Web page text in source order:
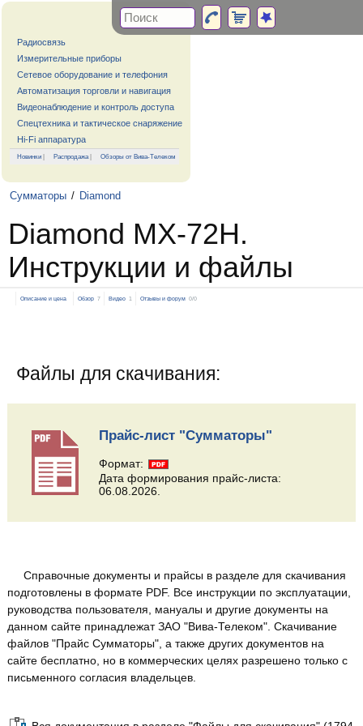
Радиосвязь
Измерительные приборы
Сетевое оборудование и телефония
Автоматизация торговли и навигация
Видеонаблюдение и контроль доступа
Спецтехника и тактическое снаряжение
Hi-Fi аппаратура
Новинки | Распродажа| Обзоры от Вива-Телеком
Сумматоры / Diamond
Diamond MX-72H.
Инструкции и файлы
Описание и цена Обзор 7 Видео 1 Отзывы и форум 0/0
Файлы для скачивания:
Прайс-лист "Сумматоры"
Формат:
Дата формирования прайс-листа:
06.08.2026.
Справочные документы и прайсы в разделе для скачивания
подготовлены в формате PDF. Все инструкции по эксплуатации,
руководства пользователя, мануалы и другие документы на
данном сайте принадлежат ЗАО "Вива-Телеком". Скачивание
файлов "Прайс Сумматоры", а также других документов на
сайте бесплатно, но в коммерческих целях разрешено только с
письменного согласия владельцев.